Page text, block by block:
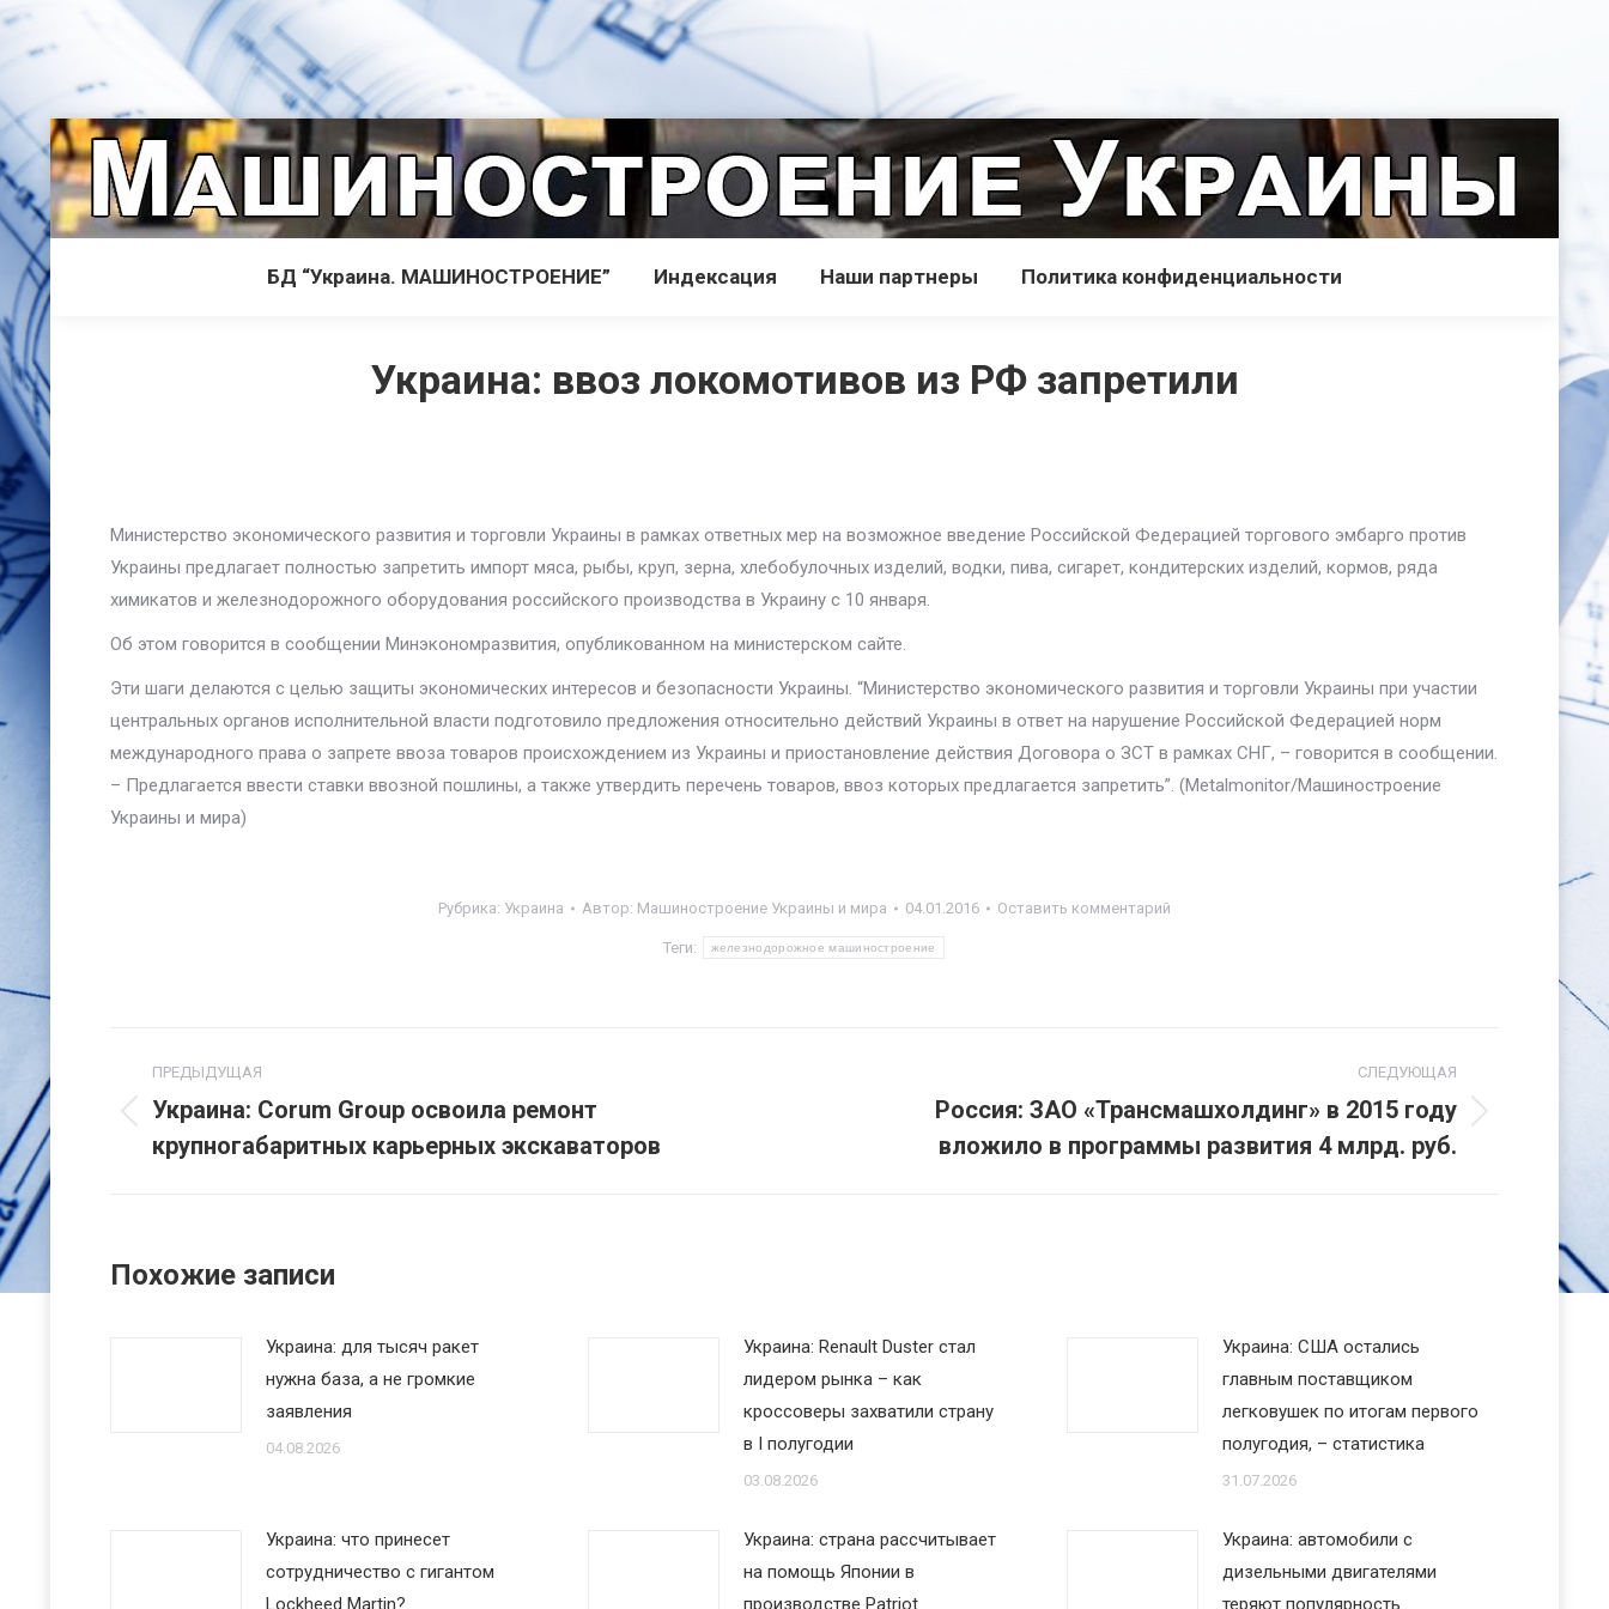
БД “Украина. МАШИНОСТРОЕНИЕ” Индекcация Наши партнеры Политика конфиденциальности
Украина: ввоз локомотивов из РФ запретили
Министерство экономического развития и торговли Украины в рамках ответных мер на возможное введение Российской Федерацией торгового эмбарго против
Украины предлагает полностью запретить импорт мяса, рыбы, круп, зерна, хлебобулочных изделий, водки, пива, сигарет, кондитерских изделий, кормов, ряда
химикатов и железнодорожного оборудования российского производства в Украину с 10 января.
Об этом говорится в сообщении Минэкономразвития, опубликованном на министерском сайте.
Эти шаги делаются с целью защиты экономических интересов и безопасности Украины. “Министерство экономического развития и торговли Украины при участии
центральных органов исполнительной власти подготовило предложения относительно действий Украины в ответ на нарушение Российской Федерацией норм
международного права о запрете ввоза товаров происхождением из Украины и приостановление действия Договора о ЗСТ в рамках СНГ, – говорится в сообщении.
– Предлагается ввести ставки ввозной пошлины, а также утвердить перечень товаров, ввоз которых предлагается запретить”. (Metalmonitor/Машиностроение
Украины и мира)
Рубрика: Украина Автор: Машиностроение Украины и мира 04.01.2016 Оставить комментарий
Теги: железнодорожное машиностроение
по
записям
ПРЕДЫДУЩАЯ
Предыдущая
запись:
Украина: Corum Group освоила ремонт
крупногабаритных карьерных экскаваторов
СЛЕДУЮЩАЯ
Следующая
Россия: ЗАО «Трансмашхолдинг» в 2015 году
вложило в программы развития 4 млрд. руб.
Похожие записи
Украина: для тысяч ракет
нужна база, а не громкие
заявления
04.08.2026
Украина: Renault Duster стал
лидером рынка – как
кроссоверы захватили страну
в I полугодии
03.08.2026
Украина: США остались
главным поставщиком
легковушек по итогам первого
полугодия, – статистика
31.07.2026
Украина: что принесет
сотрудничество с гигантом
Lockheed Martin?
Украина: страна рассчитывает
на помощь Японии в
производстве Patriot
Украина: автомобили с
дизельными двигателями
теряют популярность